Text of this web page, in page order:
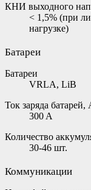
КНИ выходного
< 1,5% (при
нагрузке)
Батареи
Батареи
VRLA, LiB
Ток заряда батарей,
300 A
Количество
30-46 шт.
Коммуникации